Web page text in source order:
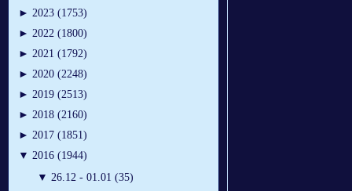
► 2023 (1753)
► 2022 (1800)
► 2021 (1792)
► 2020 (2248)
► 2019 (2513)
► 2018 (2160)
► 2017 (1851)
▼ 2016 (1944)
▼ 26.12 - 01.01 (35)